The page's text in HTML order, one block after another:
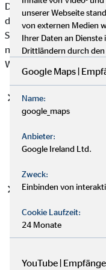
die
Sie, dass zusätzlich zu
nationalen
Wohn- und Sitzland
Einwilligung (Art. 6
betroffene Person
spezifischen
gegeben.
Vertragserfüllung
Erfüllung eines
der betroffenen
unserer Webseite
von externen Medien
Ihrer Daten an
Drittländern durch
Google Maps |
Name:
google_maps
Anbieter:
Google Ireland Ltd.
Zweck:
Einbinden von
Cookie Laufzeit:
24 Monate
YouTube |